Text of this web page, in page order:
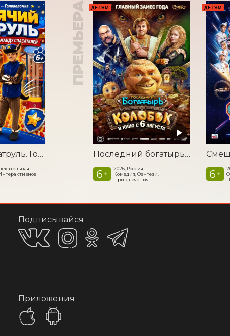
Щенячий патруль. Гонщик собирает команду спасателей
ПРЕМЬЕРА ДЕТЯМ
Последний богатырь. Колобок
6 +
2026, Россия
Комедия, Фэнтези,
Приключения
ДЕТЯМ
6 +
Подписывайся
Приложения